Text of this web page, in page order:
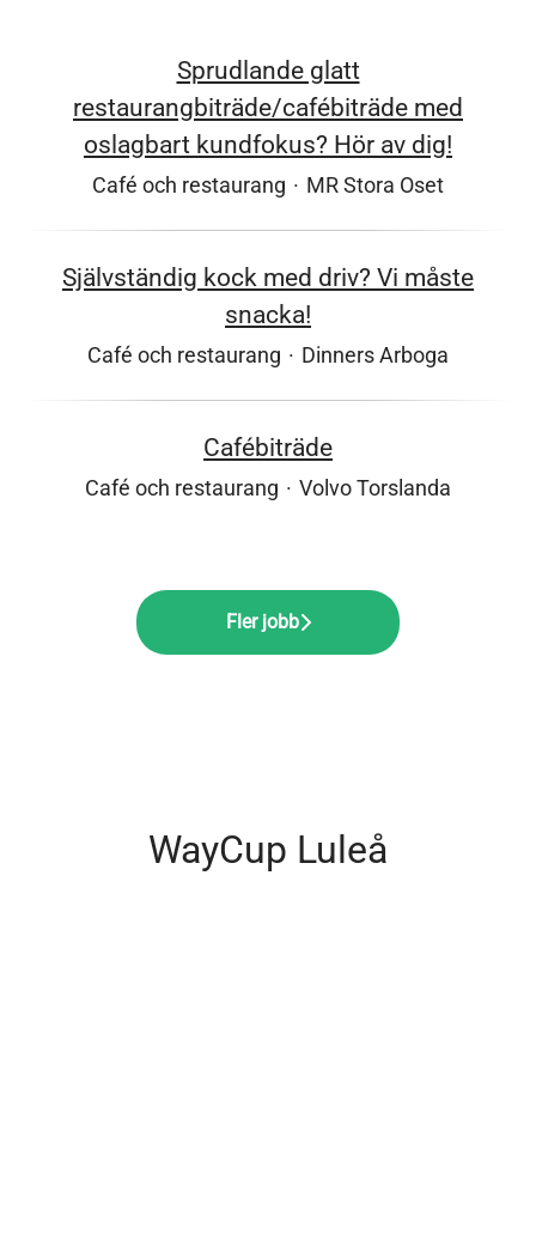
Sprudlande glatt
restaurangbiträde/cafébiträde med
oslagbart kundfokus? Hör av dig!
Café och restaurang · MR Stora Oset
Självständig kock med driv? Vi måste
snacka!
Café och restaurang · Dinners Arboga
Cafébiträde
Café och restaurang · Volvo Torslanda
Fler jobb
WayCup Luleå